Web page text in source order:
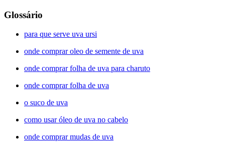
Glossário
para que serve uva ursi
onde comprar oleo de semente de uva
onde comprar folha de uva para charuto
onde comprar folha de uva
o suco de uva
como usar óleo de uva no cabelo
onde comprar mudas de uva